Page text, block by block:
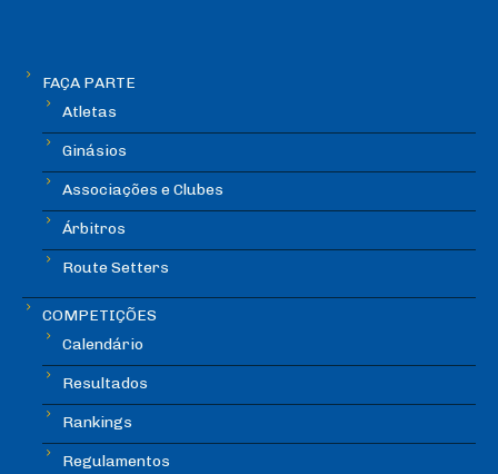
FAÇA PARTE
Atletas
Ginásios
Associações e Clubes
Árbitros
Route Setters
COMPETIÇÕES
Calendário
Resultados
Rankings
Regulamentos